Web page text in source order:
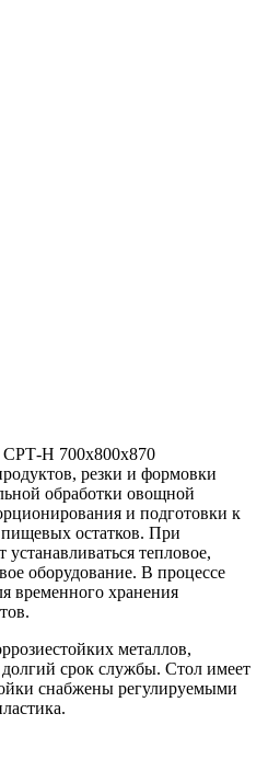
СРТ-Н 700х800х870
резки и формовки
обработки овощной
и подготовки к
остатков. При
тепловое,
оборудование. В процессе
временного хранения
металлов,
долгий срок службы. Стол имеет
снабжены регулируемыми